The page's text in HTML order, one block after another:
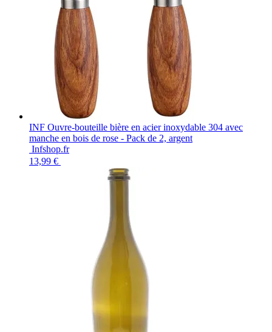
INF Ouvre-bouteille bière en acier inoxydable 304 avec
manche en bois de rose - Pack de 2, argent
Infshop.fr
13,99 €